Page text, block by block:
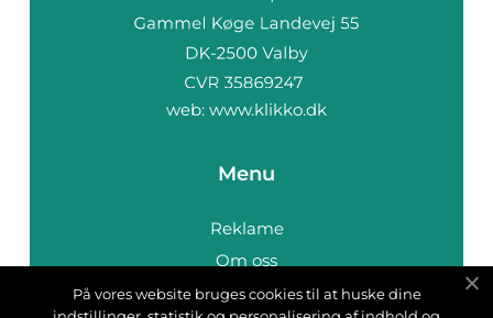
web: www.klikko.dk
Menu
Reklame
Om oss
Cookies
På vores website bruges cookies til at huske dine